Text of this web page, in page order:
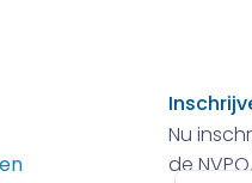
Nu
de NVPO.